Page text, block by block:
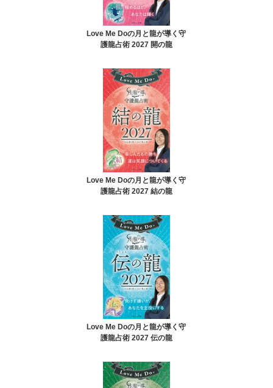
Love Me Doの月と龍が導く守
護龍占術 2027 開の龍
Love Me Doの月と龍が導く守
護龍占術 2027 結の龍
Love Me Doの月と龍が導く守
護龍占術 2027 伝の龍